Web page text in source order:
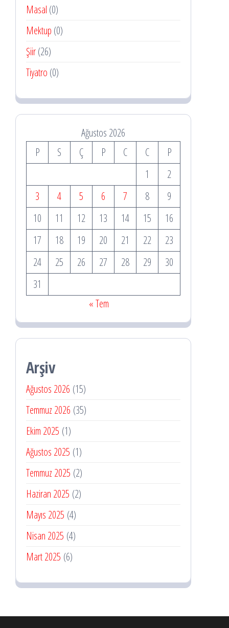
Masal (0)
Mektup (0)
Şiir(26)
Tiyatro (0)
Ağustos 2026
P
S Ç P C C
P
1
2
3
4 5 6 7 8
9
10
11 12 13 14 15
16
17
18 19 20 21 22
23
24
25 26 27 28 29
30
31
« Tem
Arşiv
Ağustos 2026 (15)
Temmuz 2026 (35)
Ekim 2025 (1)
Ağustos 2025 (1)
Temmuz 2025 (2)
Haziran 2025 (2)
Mayıs 2025 (4)
Nisan 2025 (4)
Mart 2025 (6)